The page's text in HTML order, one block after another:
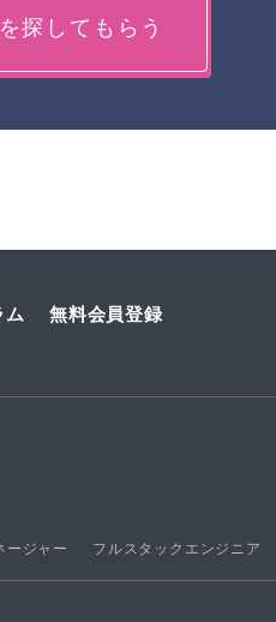
探してもらう
ム 無料会員登録
ージャー フルスタックエンジニア